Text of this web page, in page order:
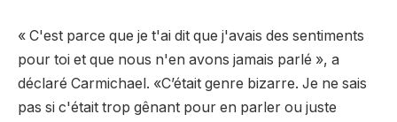
« C'est parce que je t'ai dit que j'avais des sentiments
pour toi et que nous n'en avons jamais parlé », a
déclaré Carmichael. «C’était genre bizarre. Je ne sais
pas si c'était trop gênant pour en parler ou juste